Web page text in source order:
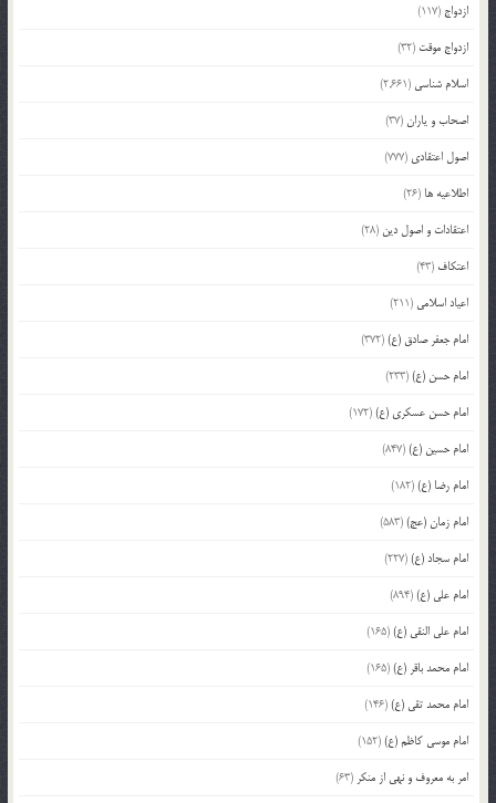
ازدواج (117)
ازدواج موقت (32)
اسلام شناسی (2,661)
اصحاب و یاران(37)
اصول اعتقادی (777)
اطلاعیه ها (26)
اعتقادات و اصول دین (28)
اعتکاف (43)
اعیاد اسلامی (211)
امام جعفر صادق (ع)(372)
امام حسن (ع)(233)
امام حسن عسکری (ع)(172)
امام حسین (ع)(847)
امام رضا (ع)(182)
امام زمان (عج)(583)
امام سجاد (ع)(227)
امام علی (ع)(894)
امام علی النقی (ع)(165)
امام محمد باقر (ع)(165)
امام محمد تقی (ع)(146)
امام موسی کاظم (ع)(152)
امر به معروف و نهی از منکر (63)